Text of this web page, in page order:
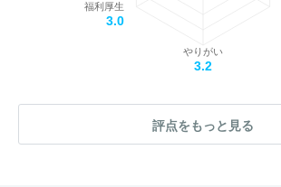
やりがい
3.2
福利厚生
3.0
評点をもっと見る